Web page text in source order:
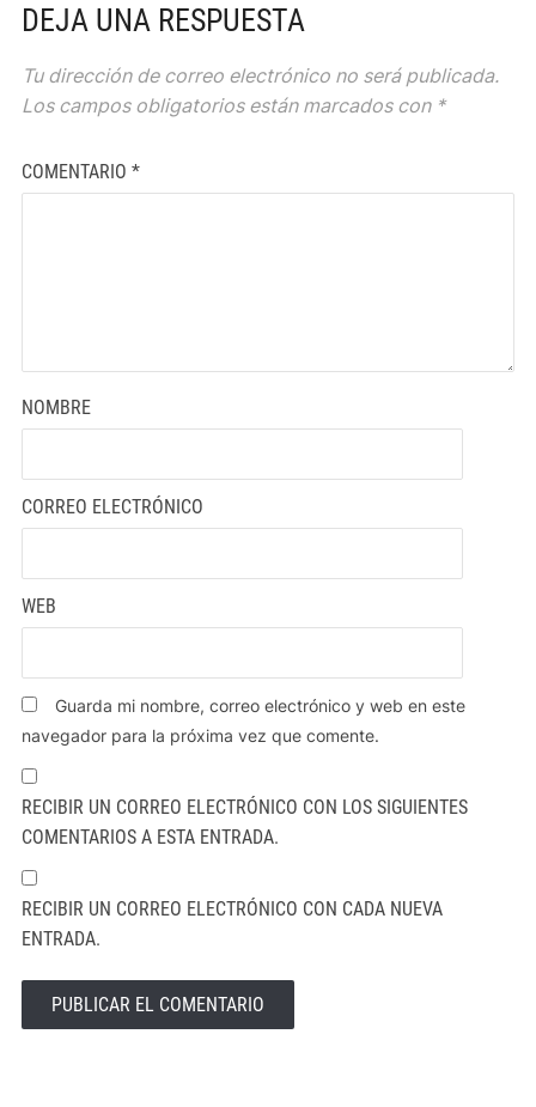
DEJA UNA RESPUESTA
Tu dirección de correo electrónico no será publicada.
Los campos obligatorios están marcados con *
COMENTARIO *
NOMBRE
CORREO ELECTRÓNICO
WEB
Guarda mi nombre, correo electrónico y web en este
navegador para la próxima vez que comente.
RECIBIR UN CORREO ELECTRÓNICO CON LOS SIGUIENTES
COMENTARIOS A ESTA ENTRADA.
RECIBIR UN CORREO ELECTRÓNICO CON CADA NUEVA
ENTRADA.